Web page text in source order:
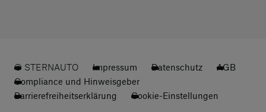
© STERNAUTO Impressum Datenschutz
AGB
Compliance und Hinweisgeber
Barrierefreiheitserklärung
Cookie-Einstellungen